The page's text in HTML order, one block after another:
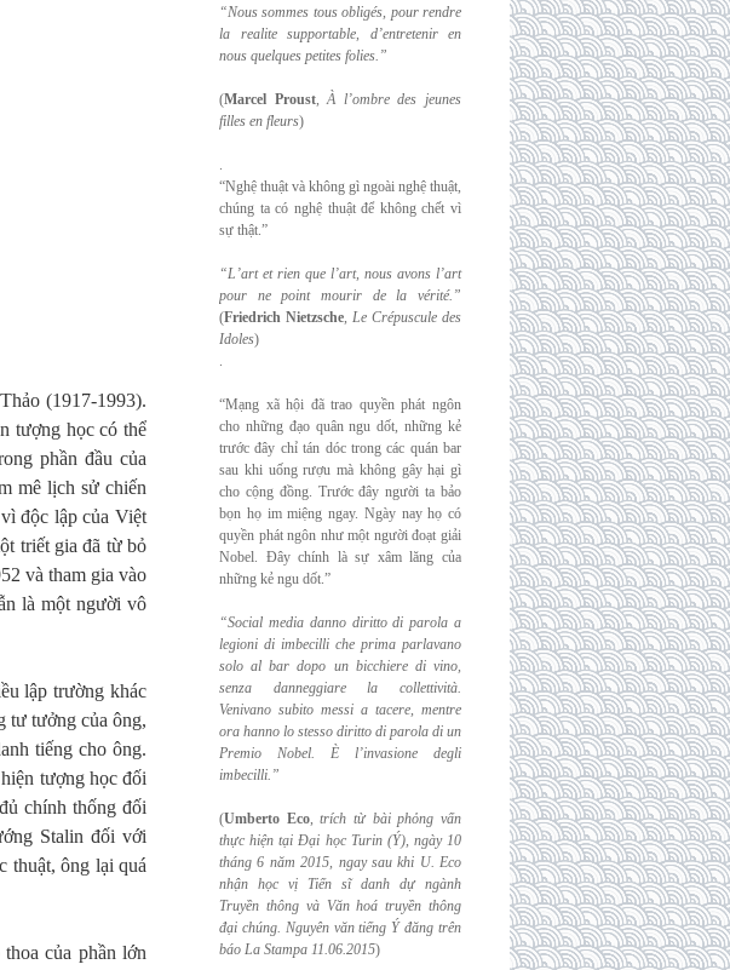
(1917-1993).
tượng học có thể
phần đầu của
mê lịch sử chiến
độc lập của Việt
triết gia đã từ bỏ
và tham gia vào
là một người vô
lập trường khác
tư tưởng của ông,
tiếng cho ông.
tượng học đối
chính thống đối
Stalin đối với
thuật, ông lại quá
của phần lớn
“Nous sommes tous obligés, pour rendre
la realite supportable, d’entretenir en
nous quelques petites folies.”
(Marcel Proust,À l’ombre des jeunes
filles en fleurs)
.
“Nghệ thuật và không gì ngoài nghệ thuật,
chúng ta có nghệ thuật để không chết vì
sự thật.”
“L’art et rien que l’art, nous avons l’art
pour ne point mourir de la vérité.”
(Friedrich Nietzsche, Le Crépuscule des
Idoles)
.
“Mạng xã hội đã trao quyền phát ngôn
cho những đạo quân ngu dốt, những kẻ
trước đây chỉ tán dóc trong các quán bar
sau khi uống rượu mà không gây hại gì
cho cộng đồng. Trước đây người ta bảo
bọn họ im miệng ngay. Ngày nay họ có
quyền phát ngôn như một người đoạt giải
Nobel. Đây chính là sự xâm lăng của
những kẻ ngu dốt.”
“Social media danno diritto di parola a
legioni di imbecilli che prima parlavano
solo albar dopo un bicchiere di vino,
senza danneggiare la collettività.
Venivano subito messi a tacere, mentre
ora hanno lo stesso diritto di parola di un
Premio Nobel. È l’invasione degli
imbecilli.”
(Umberto Eco,trích từ bài phỏng vấn
thực hiện tại Đại học Turin (Ý), ngày 10
tháng 6 năm 2015, ngay sau khi U. Eco
nhận học vị Tiến sĩ danh dự ngành
Truyền thông và Văn hoá truyền thông
đại chúng. Nguyên văn tiếng Ý đăng trên
báo La Stampa 11.06.2015)